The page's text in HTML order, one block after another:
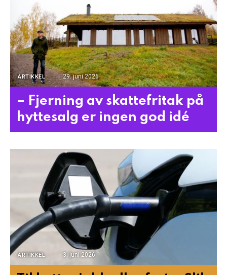
ARTIKKEL 29. juni 2026
– Fjerning av skattefritak på
hyttesalg er ingen god idé
ARTIKKEL 3. juni 2026